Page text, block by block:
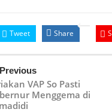
Tweet Share
Previous
VAP So Pasti
Menggema di